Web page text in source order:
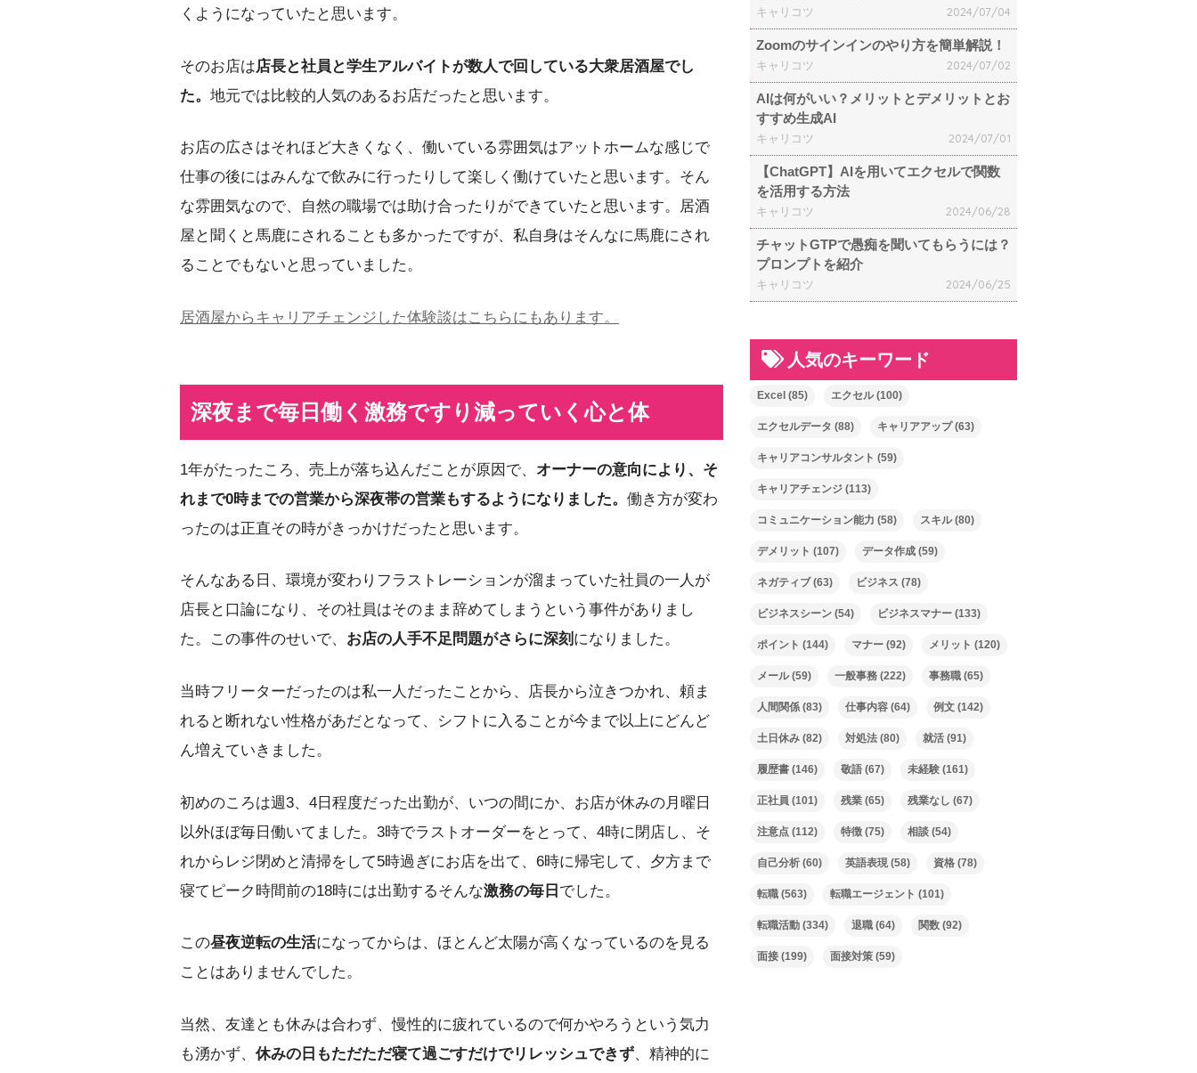
くようになっていたと思います。
そのお店は店長と社員と学生アルバイトが数人で回している大衆居酒屋でし
た。 地元では比較的人気のあるお店だったと思います。
お店の広さはそれほど大きくなく、働いている雰囲気はアットホームな感じで
仕事の後にはみんなで飲みに行ったりして楽しく働けていたと思います。そん
な雰囲気なので、自然の職場では助け合ったりができていたと思います。居酒
屋と聞くと馬鹿にされることも多かったですが、私自身はそんなに馬鹿にされ
ることでもないと思っていました。
居酒屋からキャリアチェンジした体験談はこちらにもあります。
深夜まで毎日働く激務ですり減っていく心と体
1年がたったころ、売上が落ち込んだことが原因で、 オーナーの意向により、そ
れまで0時までの営業から深夜帯の営業もするようになりました。 働き方が変わ
ったのは正直その時がきっかけだったと思います。
そんなある日、環境が変わりフラストレーションが溜まっていた社員の一人が
店長と口論になり、その社員はそのまま辞めてしまうという事件がありまし
た。この事件のせいで、 お店の人手不足問題がさらに深刻 になりました。
当時フリーターだったのは私一人だったことから、店長から泣きつかれ、頼ま
れると断れない性格があだとなって、シフトに入ることが今まで以上にどんど
ん増えていきました。
初めのころは週3、4日程度だった出勤が、いつの間にか、お店が休みの月曜日
以外ほぼ毎日働いてました。3時でラストオーダーをとって、4時に閉店し、そ
れからレジ閉めと清掃をして5時過ぎにお店を出て、6時に帰宅して、夕方まで
寝てピーク時間前の18時には出勤するそんな激務の毎日 でした。
この昼夜逆転の生活になってからは、ほとんど太陽が高くなっているのを見る
ことはありませんでした。
当然、友達とも休みは合わず、慢性的に疲れているので何かやろうという気力
も湧かず、 休みの日もただただ寝て過ごすだけでリレッシュできず、精神的に
キャリコツ 2024/07/04
Zoomのサインインのやり方を簡単解説！
キャリコツ 2024/07/02
AIは何がいい？メリットとデメリットとお
すすめ生成AI
キャリコツ 2024/07/01
【ChatGPT】AIを用いてエクセルで関数
を活用する方法
キャリコツ 2024/06/28
チャットGTPで愚痴を聞いてもらうには？
プロンプトを紹介
キャリコツ 2024/06/25
人気のキーワード
Excel (85) エクセル(100)
エクセルデータ (88) キャリアアップ(63)
キャリアコンサルタント (59)
キャリアチェンジ (113)
コミュニケーション能力 (58) スキル(80)
デメリット (107) データ作成 (59)
ネガティブ(63) ビジネス (78)
ビジネスシーン (54) ビジネスマナー (133)
ポイント (144) マナー (92) メリット (120)
メール(59) 一般事務 (222) 事務職 (65)
人間関係 (83) 仕事内容 (64) 例文 (142)
土日休み (82) 対処法 (80) 就活 (91)
履歴書 (146) 敬語 (67) 未経験 (161)
正社員 (101) 残業 (65) 残業なし (67)
注意点 (112) 特徴 (75) 相談 (54)
自己分析 (60) 英語表現(58) 資格 (78)
転職 (563) 転職エージェント (101)
転職活動 (334) 退職 (64) 関数 (92)
面接 (199) 面接対策 (59)